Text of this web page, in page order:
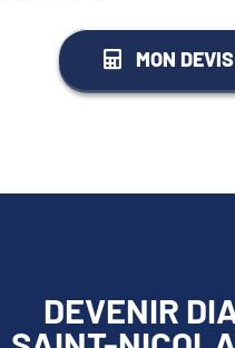
MON
DEVENIR